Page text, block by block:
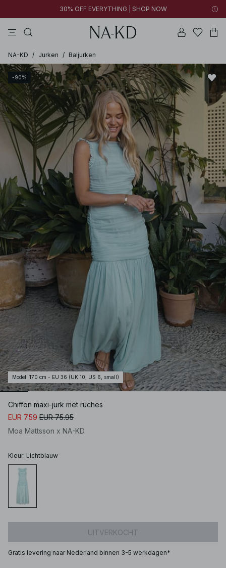
30% OFF EVERYTHING | SHOP NOW
NA-KD / Jurken / Baljurken
-90%
Model : 170 cm - EU 36 (UK 10, US 6, small)
Chiffon maxi-jurk met ruches
EUR 7.59 EUR 75.95
Moa Mattsson x NA-KD
Kleur: Lichtblauw
UITVERKOCHT
Gratis levering naar Nederland binnen 3-5 werkdagen*